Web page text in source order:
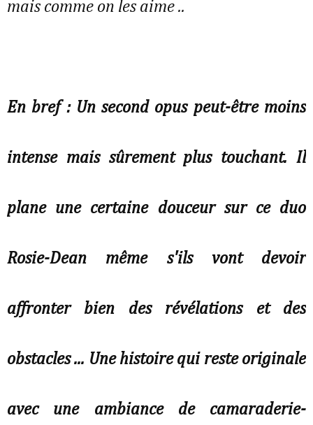
mais comme on les aime ..
En bref : Un second opus peut-être moins
intense mais sûrement plus touchant. Il
plane une certaine douceur sur ce duo
Rosie-Dean même s'ils vont devoir
affronter bien des révélations et des
obstacles ... Une histoire qui reste originale
avec une ambiance de camaraderie-